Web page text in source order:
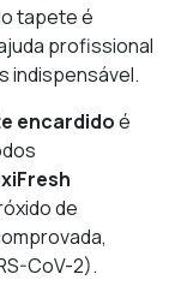
tapete é
profissional
indispensável.
encardidoé
de
CoV-2).